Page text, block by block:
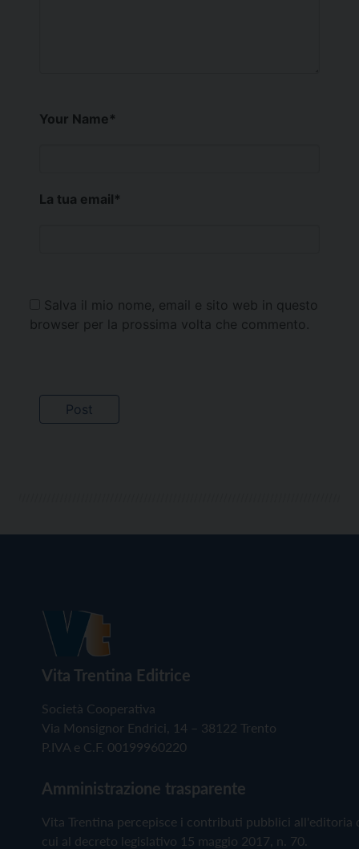
Your Name*
La tua email*
Salva il mio nome, email e sito web in questo
browser per la prossima volta che commento.
Vita Trentina Editrice
Società Cooperativa
Via Monsignor Endrici, 14 – 38122 Trento
P.IVA e C.F. 00199960220
Amministrazione trasparente
Vita Trentina percepisce i contributi pubblici all'editoria
cui al decreto legislativo 15 maggio 2017, n. 70.